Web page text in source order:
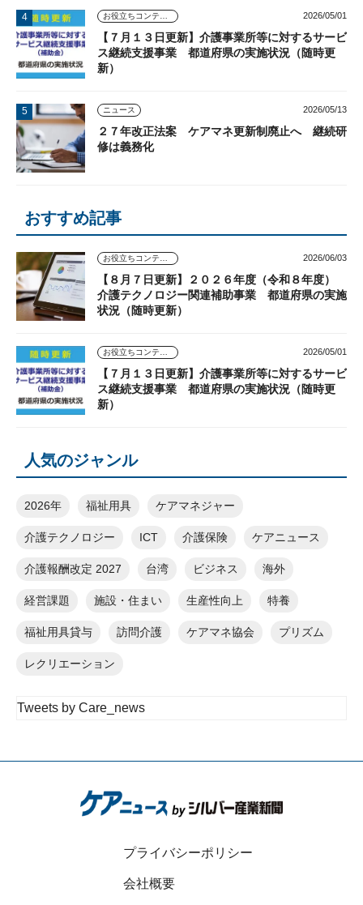
2026/05/01
【７月１３日更新】介護事業所等に対するサービ
ス継続支援事業 都道府県の実施状況（随時更
新）
ニュース 2026/05/13
２７年改正法案 ケアマネ更新制廃止へ 継続研
修は義務化
おすすめ記事
2026/06/03
【８月７日更新】２０２６年度（令和８年度）
介護テクノロジー関連補助事業 都道府県の実施
状況（随時更新）
2026/05/01
【７月１３日更新】介護事業所等に対するサービ
ス継続支援事業 都道府県の実施状況（随時更
新）
人気のジャンル
2026年 福祉用具 ケアマネジャー
介護テクノロジー ICT 介護保険 ケアニュース
介護報酬改定 2027 台湾 ビジネス 海外
経営課題 施設・住まい 生産性向上 特養
福祉用具貸与 訪問介護 ケアマネ協会 プリズム
レクリエーション
Tweets by Care_news
プライバシーポリシー
会社概要